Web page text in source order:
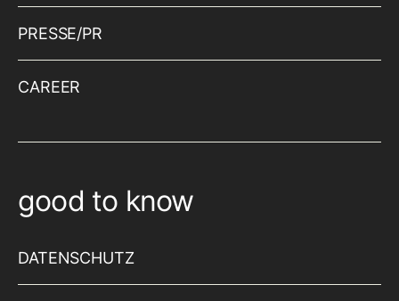
PRESSE/PR
CAREER
good to know
DATENSCHUTZ